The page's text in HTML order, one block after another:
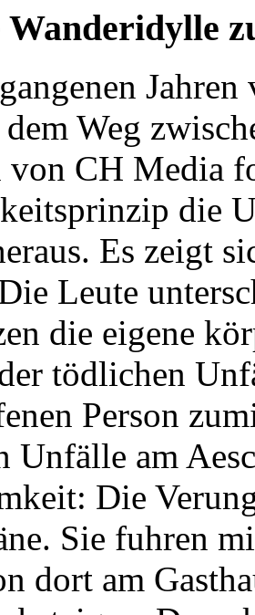
Wanderidylle
Weg
von CH Media
die
Es zeigt
Leute
die eigene
tödlichen
Person
Unfälle am
Die
Sie fuhren
dort am